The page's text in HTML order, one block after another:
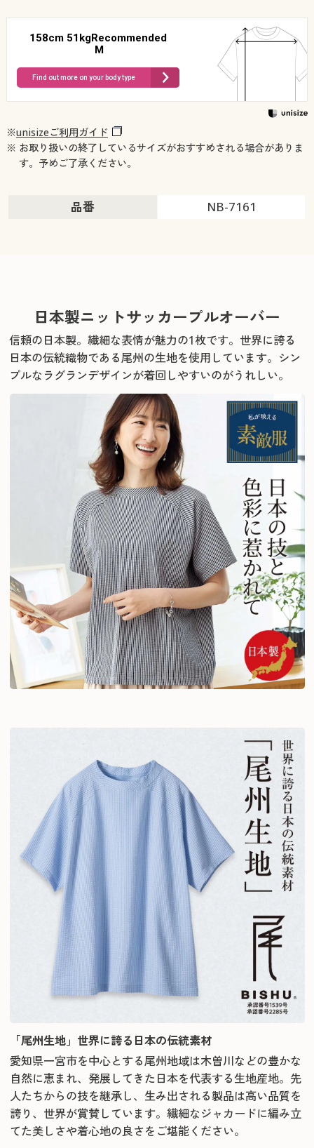
158cm 51kgRecommended
M
Find out more on your body type
※unisizeご利用ガイド
※ お取り扱いの終了しているサイズがおすすめされる場合がありま
す。予めご了承ください。
品番 NB-7161
日本製ニットサッカープルオーバー
信頼の日本製。繊細な表情が魅力の1枚です。 世界に誇る
日本の伝統織物である尾州の生地を使用しています。 シン
プルなラグランデザインが着回しやすいのがうれしい。
「尾州生地」世界に誇る日本の伝統素材
愛知県一宮市を中心とする尾州地域は木曽川などの豊かな
自然に恵まれ、発展してきた日本を代表する生地産地。先
人たちからの技を継承し、生み出される製品は高い品質を
誇り、世界が賞賛しています。繊細なジャカードに編み立
てた美しさや着心地の良さをご堪能ください。